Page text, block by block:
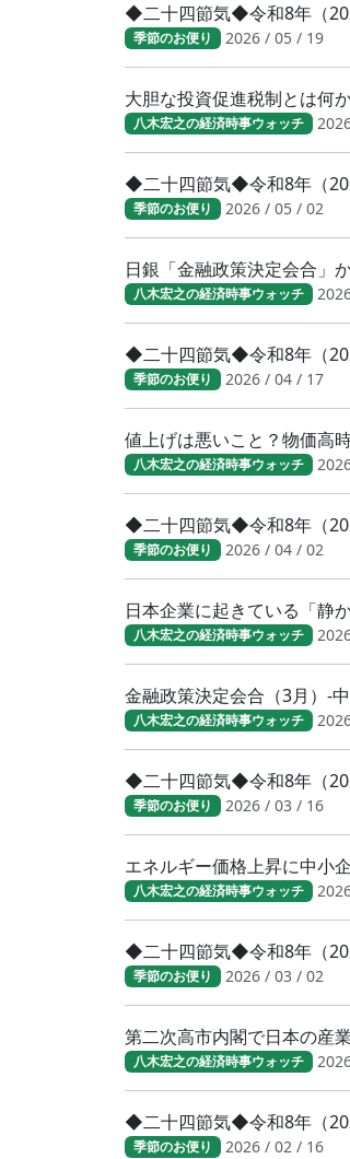
◆二十四節気◆令和8年（
季節のお便り 2026 / 05 / 19
大胆な投資促進税制とは何
八木宏之の経済時事ウォッチ
◆二十四節気◆令和8年（
季節のお便り 2026 / 05 / 02
日銀「金融政策決定会合」
八木宏之の経済時事ウォッチ
◆二十四節気◆令和8年（
季節のお便り 2026 / 04 / 17
値上げは悪いこと？物価高
八木宏之の経済時事ウォッチ
◆二十四節気◆令和8年（
季節のお便り 2026 / 04 / 02
日本企業に起きている「静
八木宏之の経済時事ウォッチ
金融政策決定会合（3月）-
八木宏之の経済時事ウォッチ
◆二十四節気◆令和8年（
季節のお便り 2026 / 03 / 16
エネルギー価格上昇に中小
八木宏之の経済時事ウォッチ
◆二十四節気◆令和8年（
季節のお便り 2026 / 03 / 02
第二次高市内閣で日本の産
八木宏之の経済時事ウォッチ
◆二十四節気◆令和8年（
季節のお便り 2026 / 02 / 16